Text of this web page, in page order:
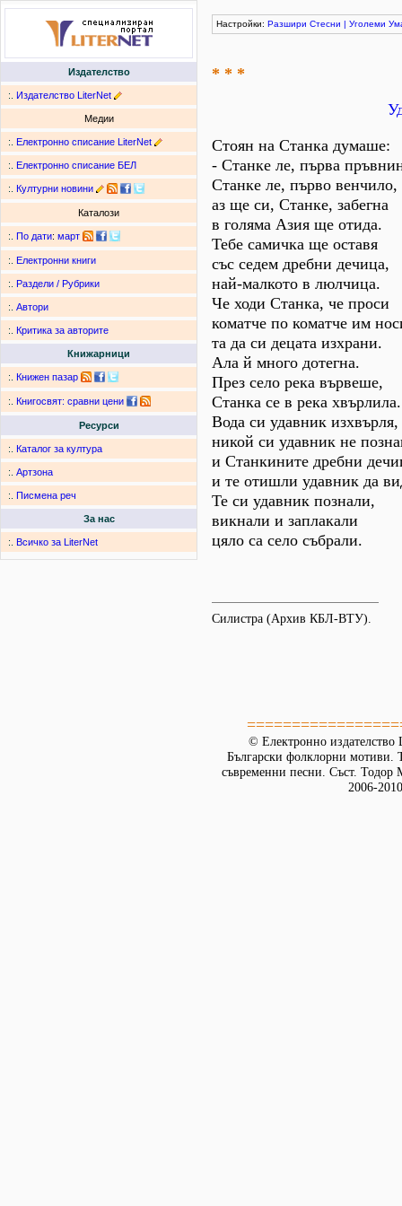
Издателство
:. Издателство LiterNet
Медии
:. Електронно списание LiterNet
:. Електронно списание БЕЛ
:. Културни новини
Каталози
:. По дати: март
:. Електронни книги
:. Раздели / Рубрики
:. Автори
:. Критика за авторите
Книжарници
:. Книжен пазар
:. Книгосвят: сравни цени
Ресурси
:. Каталог за култура
:. Артзона
:. Писмена реч
За нас
:. Всичко за LiterNet
Настройки: Разшири Стесни | Уголеми
* * *
Стоян на Станка думаше:
- Станке ле, първа
Станке ле, първо венчило,
аз ще си, Станке, забегна
в голяма Азия ще отида.
Тебе самичка ще оставя
със седем дребни дечица,
най-малкото в люлчица.
Че ходи Станка, че проси
коматче по коматче им
та да си децата изхрани.
Ала й много дотегна.
През село река вървеше,
Станка се в река хвърлила.
Вода си удавник изхвърля,
никой си удавник не
и Станкините дребни
и те отишли удавник да
Те си удавник познали,
викнали и заплакали
цяло са село събрали.
Силистра (Архив КБЛ-ВТУ).
© Електронно издателство
Български фолклорни мотиви.
съвременни песни. Съст.
2006-